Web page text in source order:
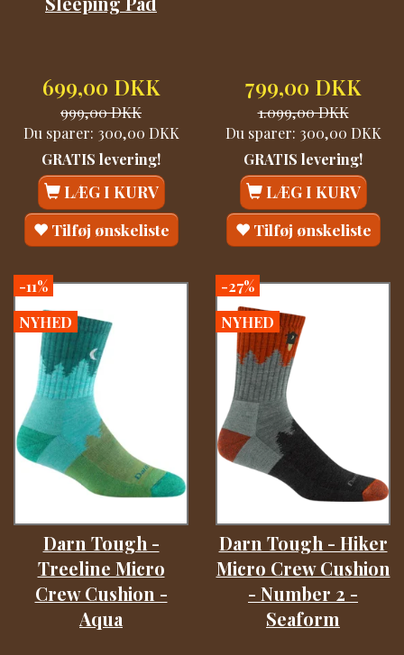
699,00 DKK
999,00 DKK
Du sparer: 300,00 DKK
GRATIS levering!
LÆG I KURV
Tilføj ønskeliste
799,00 DKK
1.099,00 DKK
Du sparer: 300,00 DKK
GRATIS levering!
LÆG I KURV
Tilføj ønskeliste
-11%
NYHED
Darn Tough -
Treeline Micro
Crew Cushion -
Aqua
-27%
NYHED
Darn Tough - Hiker
Micro Crew Cushion
- Number 2 -
Seaform